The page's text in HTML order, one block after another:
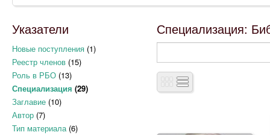
Указатели
Новые поступления (1)
Реестр членов (15)
Роль в РБО (13)
Специализация (29)
Заглавие (10)
Автор (7)
Тип материала(6)
Специализация: